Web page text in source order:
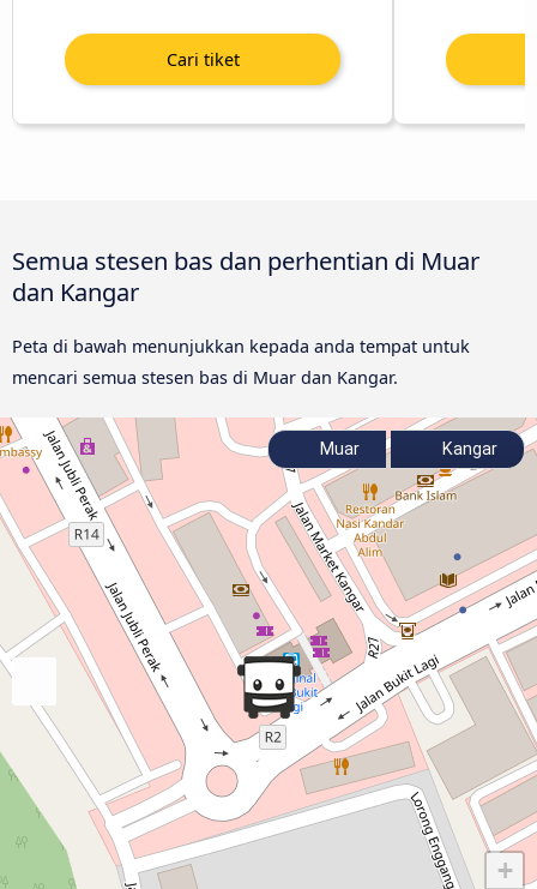
Semua stesen bas dan perhentian di Muar
dan Kangar
Peta di bawah menunjukkan kepada anda tempat untuk
mencari semua stesen bas di Muar dan Kangar.
+
Muar Kangar